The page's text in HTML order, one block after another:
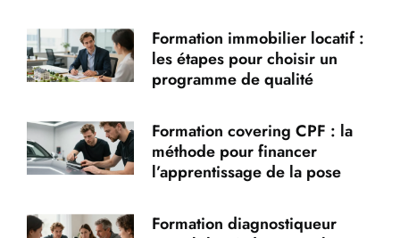
Formation immobilier locatif :
les étapes pour choisir un
programme de qualité
Formation covering CPF : la
méthode pour financer
l’apprentissage de la pose
Formation diagnostiqueur